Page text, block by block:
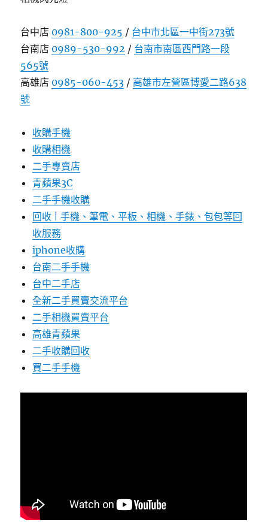
台中店 0981-800-925 / 台中市北區一中街273號
台南店 0989-530-992 / 台南市南區西門路一段
565號
高雄店 0985-060-453 / 高雄市左營區博愛二路638
號
收購手機
收購相機
二手專賣店
青蘋果3C
二手手機收購
回收 | 手機、筆電、平板、相機、手錶、包包等回
收服務
iphone收購
台南二手手機
台中二手店
全新二手買賣交流平台
二手相機買賣平台
高雄青蘋果
二手收購回收
買二手手機